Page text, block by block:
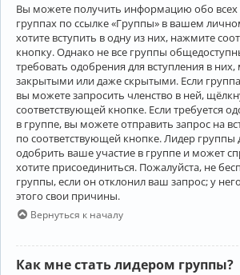
Вы можете получить информацию обо
группах по ссылке «Группы» в вашем
хотите вступить в одну из них, нажмите
кнопку. Однако не все группы
требовать одобрения для вступления в них,
закрытыми или даже скрытыми. Если
вы можете запросить членство в ней,
соответствующей кнопке. Если требуется
в группе, вы можете отправить запрос на
по соответствующей кнопке. Лидер группы
одобрить ваше участие в группе и может
хотите присоединиться. Пожалуйста, не
группы, если он отклонил ваш запрос; у
этого свои причины.
Вернуться к началу
Как мне стать лидером группы?